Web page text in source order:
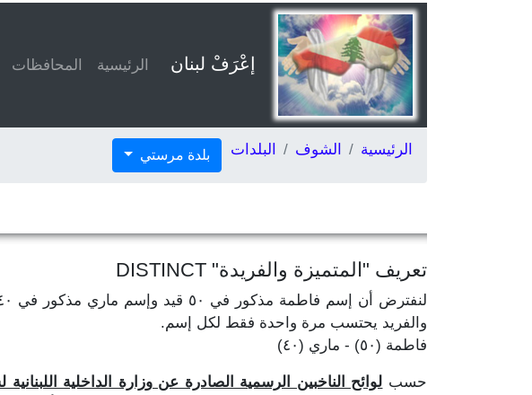
إعْرَفْ لبنان الرئيسية المحافظات
الرئيسية الشوف البلدات بلدة مرستي
تعريف "المتميزة والفريدة" DISTINCT
والفريد يحتسب مرة واحدة فقط لكل إسم.
فاطمة (٥٠) - ماري (٤٠)
حسب لوائح الناخبين الرسمية الصادرة عن وزارة الداخلية اللبنانية